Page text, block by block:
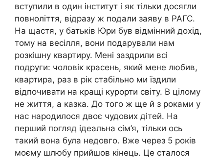
вступили в один інститут і як тільки досягли
повноліття, відразу ж подали заяву в РАГС.
На щастя, у батьків Юри був відмінний дохід,
тому на весілля, вони подарували нам
розкішну квартиру. Мені заздрили всі
подруги: чоловік красень, який мене любив,
квартира, раз в рік стабільно ми їздили
відпочивати на кращі курорти світу. В цілому
не життя, а казка. До того ж ще й з роками у
нас народилося двоє чудових дітей. На
перший погляд ідеальна сім’я, тільки ось
такий вона була недовго. Вже через 5 років
моєму шлюбу прийшов кінець. Це сталося